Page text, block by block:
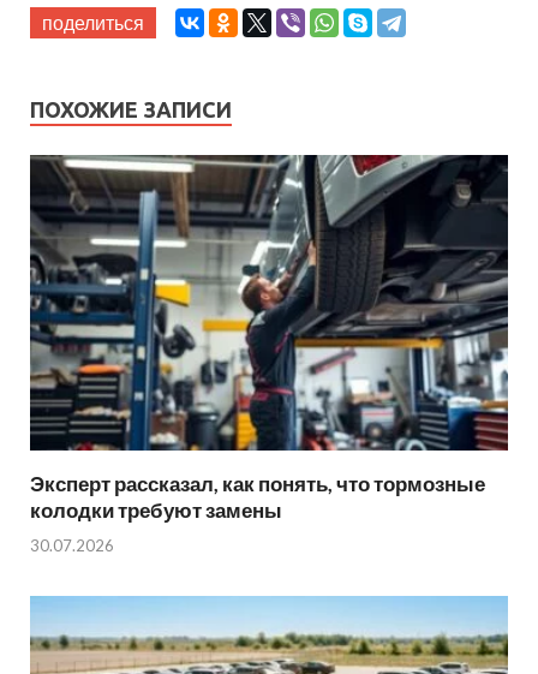
поделиться
ПОХОЖИЕ ЗАПИСИ
Эксперт рассказал, как понять, что тормозные
колодки требуют замены
30.07.2026